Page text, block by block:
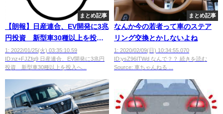
まとめ記事
【朗報】日産連合、EV開発に3兆
円投資 新型車30種以上を投入
へ(方針)
1: 2022/01/25(火) 03:35:10.59
ID:nz+FJZfq9 日産連合、EV開発に3兆円
投資 新型車30種以上を投入へ...
まとめ記事
なんか今の若者って車のステア
リング交換とかしないよね
1: 2020/02/09(日) 10:34:55.070
ID:ysZ96ITWd なんで？？ 続きを読む
Source: 車ちゃんねる ...